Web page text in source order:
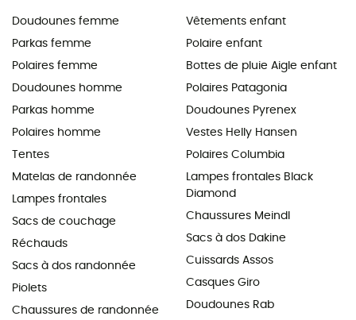
Doudounes femme
Parkas femme
Polaires femme
Doudounes homme
Parkas homme
Polaires homme
Tentes
Matelas de randonnée
Lampes frontales
Sacs de couchage
Réchauds
Sacs à dos randonnée
Piolets
Chaussures de randonnée
Vêtements enfant
Polaire enfant
Bottes de pluie Aigle enfant
Polaires Patagonia
Doudounes Pyrenex
Vestes Helly Hansen
Polaires Columbia
Lampes frontales Black
Diamond
Chaussures Meindl
Sacs à dos Dakine
Cuissards Assos
Casques Giro
Doudounes Rab